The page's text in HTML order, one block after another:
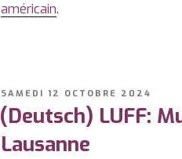
américain.
PUBLIÉ
LE
SAMEDI 12 OCTOBRE 2024
(Deutsch) LUFF:
Lausanne